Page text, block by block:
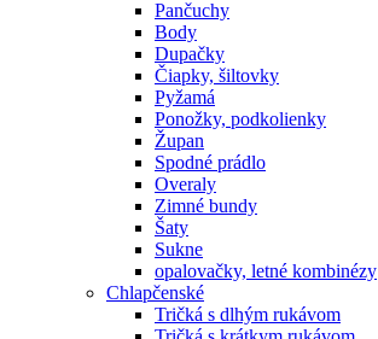
Pančuchy
Body
Dupačky
Čiapky, šiltovky
Pyžamá
Ponožky, podkolienky
Župan
Spodné prádlo
Overaly
Zimné bundy
Šaty
Sukne
opalovačky, letné kombinézy
Chlapčenské
Tričká s dlhým rukávom